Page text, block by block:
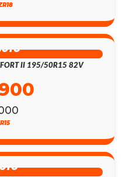
II 195/50R15 82V